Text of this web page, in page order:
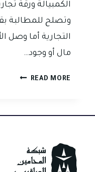
الكمبيالة ورقة
وتصلح للمطالبة
التجارية أما وصل
مال أو وجود…
READ MORE الفرق
ووصل
القانون
العراقي